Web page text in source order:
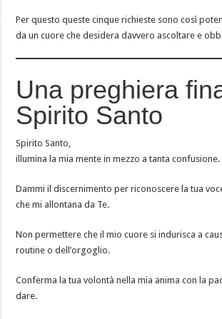
Per questo queste cinque richieste sono così
da un cuore che desidera davvero ascoltare e
Una preghiera
Spirito Santo
Spirito Santo,
illumina la mia mente in mezzo a tanta confusione.
Dammi il discernimento per riconoscere la tua
che mi allontana da Te.
Non permettere che il mio cuore si indurisca a
routine o dell’orgoglio.
Conferma la tua volontà nella mia anima con la
dare.